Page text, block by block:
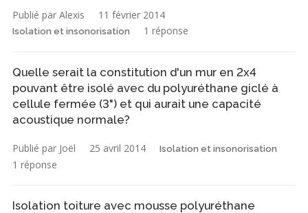
Publié par Alexis 11 février 2014
Isolation et insonorisation 1 réponse
Quelle serait la constitution d'un mur en 2x4
pouvant être isolé avec du polyuréthane giclé à
cellule fermée (3") et qui aurait une capacité
acoustique normale?
Publié par Joël 25 avril 2014 Isolation et insonorisation
1 réponse
Isolation toiture avec mousse polyuréthane